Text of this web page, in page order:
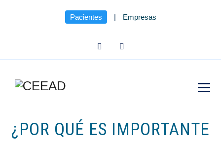
Pacientes | Empresas
¿POR QUÉ ES IMPORTANTE